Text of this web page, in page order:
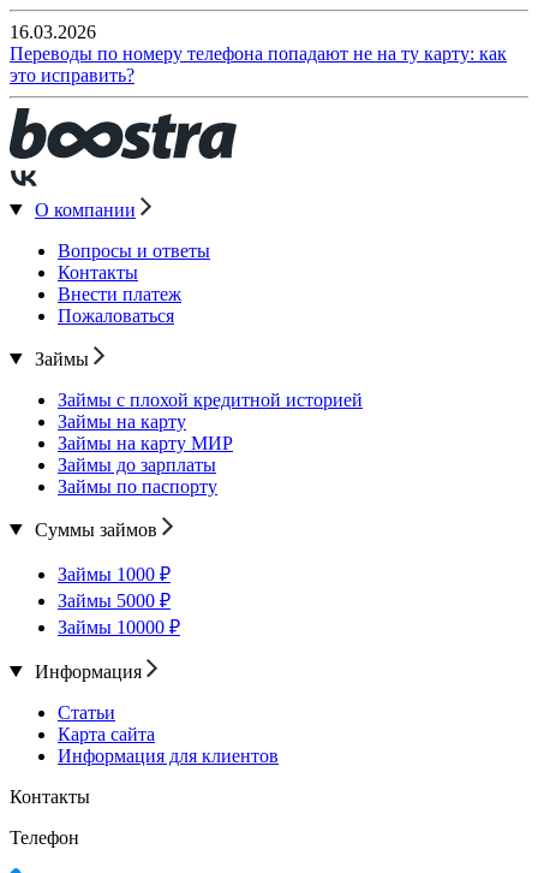
16.03.2026
Переводы по номеру телефона попадают не на ту карту: как
это исправить?
О компании
Вопросы и ответы
Контакты
Внести платеж
Пожаловаться
Займы
Займы с плохой кредитной историей
Займы на карту
Займы на карту МИР
Займы до зарплаты
Займы по паспорту
Суммы займов
Займы 1000 ₽
Займы 5000 ₽
Займы 10000 ₽
Информация
Статьи
Карта сайта
Информация для клиентов
Контакты
Телефон